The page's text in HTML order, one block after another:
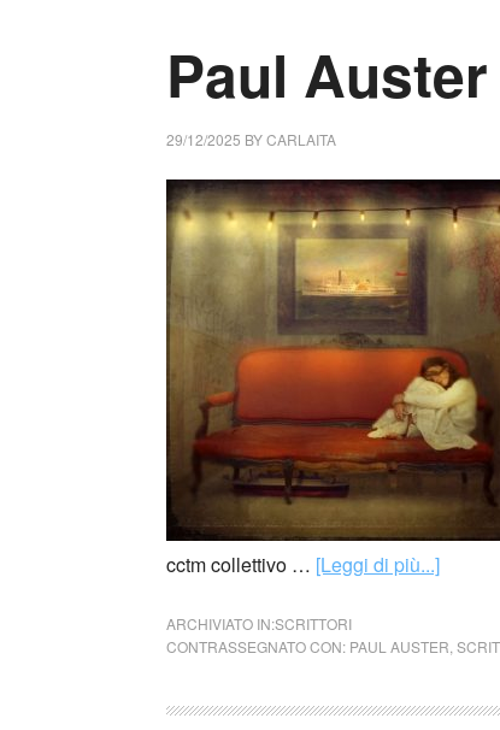
Paul
29/12/2025 BYCARLAITA
cctm collettivo … [Leggi di più...]
ARCHIVIATO IN:SCRITTORI
CONTRASSEGNATO CON: PAUL AUSTER